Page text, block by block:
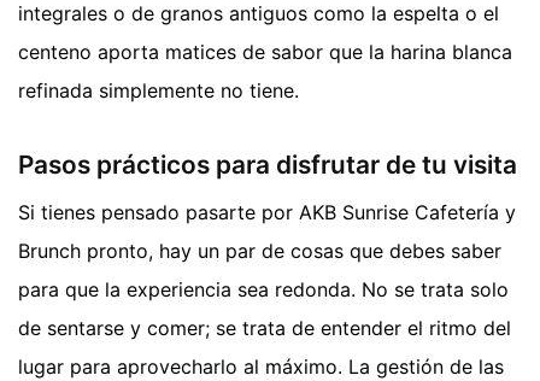
integrales o de granos antiguos como la espelta o el
centeno aporta matices de sabor que la harina blanca
refinada simplemente no tiene.
Pasos prácticos para disfrutar de tu visita
Si tienes pensado pasarte por AKB Sunrise Cafetería y
Brunch pronto, hay un par de cosas que debes saber
para que la experiencia sea redonda. No se trata solo
de sentarse y comer; se trata de entender el ritmo del
lugar para aprovecharlo al máximo. La gestión de las